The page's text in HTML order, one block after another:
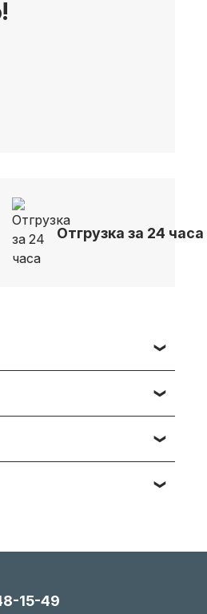
Отгрузка за 24 часа
15-49